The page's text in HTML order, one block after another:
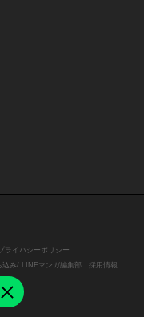
ライバシーポリシー
込み/ LINEマンガ編集部
採用情報